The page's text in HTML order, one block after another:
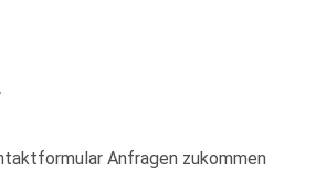
Anfragen zukommen